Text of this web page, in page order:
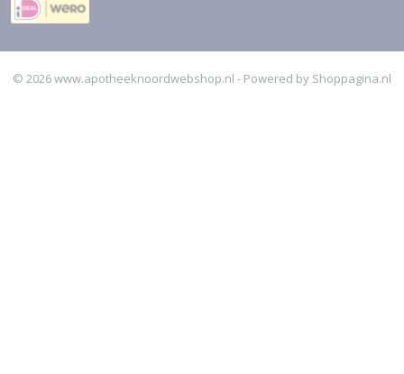
© 2026 www.apotheeknoordwebshop.nl - Powered by Shoppagina.nl